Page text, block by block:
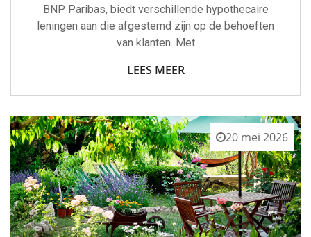
BNP Paribas, biedt verschillende hypothecaire
leningen aan die afgestemd zijn op de behoeften
van klanten. Met
LEES MEER
20 mei 2026